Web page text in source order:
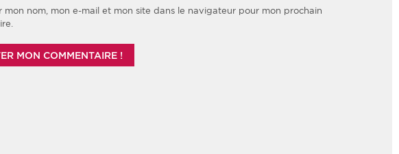
mon nom, mon e-mail et mon site dans le navigateur pour mon prochain